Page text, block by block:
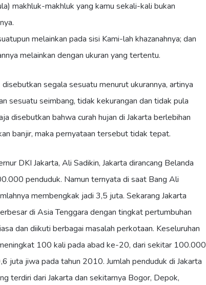
makhluk-makhluk yang kamu sekali-kali bukan
melainkan pada sisi Kami-lah khazanahnya; dan
melainkan dengan ukuran yang tertentu.
segala sesuatu menurut ukurannya, artinya
sesuatu seimbang, tidak kekurangan dan tidak pula
disebutkan bahwa curah hujan di Jakarta berlebihan
banjir, maka pernyataan tersebut tidak tepat.
DKI Jakarta, Ali Sadikin, Jakarta dirancang Belanda
penduduk. Namun ternyata di saat Bang Ali
membengkak jadi 3,5 juta. Sekarang Jakarta
di Asia Tenggara dengan tingkat pertumbuhan
dan diikuti berbagai masalah perkotaan. Keseluruhan
100 kali pada abad ke-20, dari sekitar 100.000
juta jiwa pada tahun 2010. Jumlah penduduk di Jakarta
terdiri dari Jakarta dan sekitarnya Bogor, Depok,